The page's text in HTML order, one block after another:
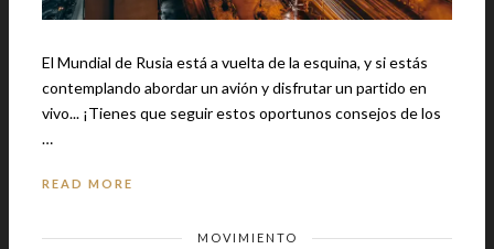
El Mundial de Rusia está a vuelta de la esquina, y si estás
contemplando abordar un avión y disfrutar un partido en
vivo... ¡Tienes que seguir estos oportunos consejos de los
…
READ MORE
MOVIMIENTO